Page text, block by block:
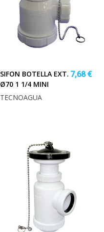
SIFON BOTELLA EXT.
Ø70 1 1/4 MINI
7,68 €
TECNOAGUA